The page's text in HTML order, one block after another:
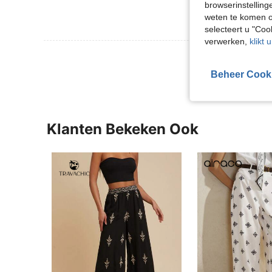
Klanten Bekeken Ook
weten te komen
selecteert u
verwerken, klikt
Beheer